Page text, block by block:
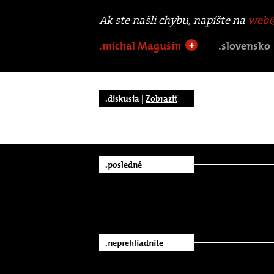
Ak ste našli chybu, napíšte na
.michal Magušin
+ .slovensko
.diskusia | Zobraziť
.posledné
.neprehliadnite